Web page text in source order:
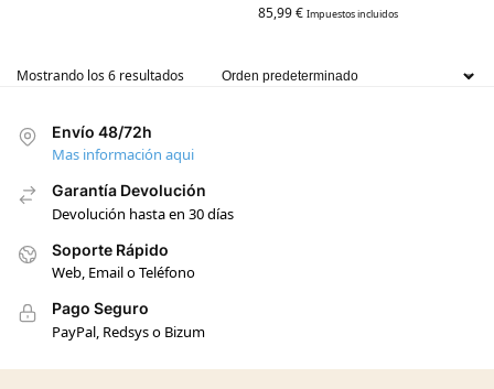
85,99€ Impuestos incluidos
Mostrando los 6 resultados
Envío 48/72h
Mas información aqui
Garantía Devolución
Devolución hasta en 30 días
Soporte Rápido
Web, Email o Teléfono
Pago Seguro
PayPal, Redsys o Bizum